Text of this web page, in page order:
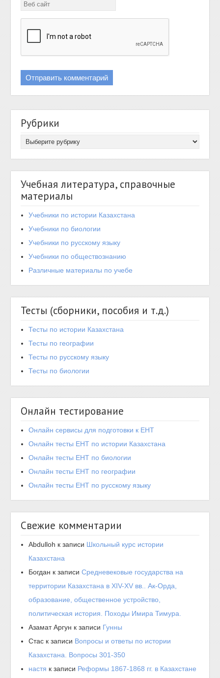
Рубрики
Учебная литература, справочные
материалы
Учебники по истории Казахстана
Учебники по биологии
Учебники по русскому языку
Учебники по обществознанию
Различные материалы по учебе
Тесты (сборники, пособия и т.д.)
Тесты по истории Казахстана
Тесты по географии
Тесты по русскому языку
Тесты по биологии
Онлайн тестирование
Онлайн сервисы для подготовки к ЕНТ
Онлайн тесты ЕНТ по истории Казахстана
Онлайн тесты ЕНТ по биологии
Онлайн тесты ЕНТ по географии
Онлайн тесты ЕНТ по русскому языку
Свежие комментарии
Abdulloh к записи Школьный курс истории
Казахстана
Богдан к записиСредневековые государства на
территории Казахстана в XIV-XV вв.. Ак-Орда,
образование, общественное устройство,
политическая история. Походы Имира Тимура.
Азамат Аргун к записи Гунны
Стас к записи Вопросы и ответы по истории
Казахстана. Вопросы 301-350
настя к записи Реформы 1867-1868 гг. в Казахстане